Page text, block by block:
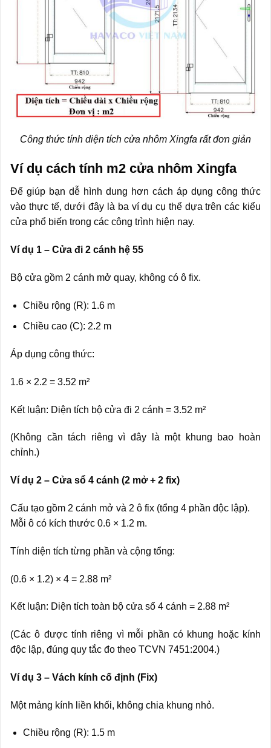
Công thức tính diện tích cửa nhôm Xingfa rất đơn giản
Ví dụ cách tính m2 cửa nhôm Xingfa
Để giúp bạn dễ hình dung hơn cách áp dụng công thức
vào thực tế, dưới đây là ba ví dụ cụ thể dựa trên các kiểu
cửa phổ biến trong các công trình hiện nay.
Ví dụ 1 – Cửa đi 2 cánh hệ 55
Bộ cửa gồm 2 cánh mở quay, không có ô fix.
Chiều rộng (R): 1.6 m
Chiều cao (C): 2.2 m
Áp dụng công thức:
1.6 × 2.2 = 3.52 m²
Kết luận: Diện tích bộ cửa đi 2 cánh = 3.52 m²
(Không cần tách riêng vì đây là một khung bao hoàn
chỉnh.)
Ví dụ 2 – Cửa sổ 4 cánh (2 mở + 2 fix)
Cấu tạo gồm 2 cánh mở và 2 ô fix (tổng 4 phần độc lập).
Mỗi ô có kích thước 0.6 × 1.2 m.
Tính diện tích từng phần và cộng tổng:
(0.6 × 1.2) × 4 = 2.88 m²
Kết luận: Diện tích toàn bộ cửa sổ 4 cánh = 2.88 m²
(Các ô được tính riêng vì mỗi phần có khung hoặc kính
độc lập, đúng quy tắc đo theo TCVN 7451:2004.)
Ví dụ 3 – Vách kính cố định (Fix)
Một mảng kính liền khối, không chia khung nhỏ.
Chiều rộng (R): 1.5 m